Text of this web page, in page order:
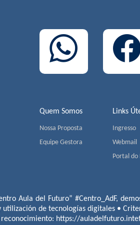
Quem Somos
Nossa Proposta
Equipe Gestora
Links
Ingresso
Webmail
Portal do
Aula del Futuro” #Centro_AdF,
de tecnologías digitales •
https://